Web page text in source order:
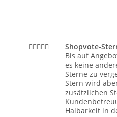
Shopvote-
Bis auf
es keine
Sterne zu
Stern wird
zusätzlichen
Halbarkeit in